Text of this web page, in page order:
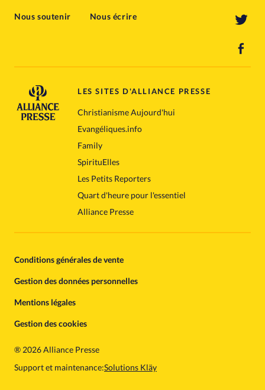
Nous soutenir Nous écrire
LES SITES D'ALLIANCE PRESSE
Christianisme Aujourd'hui
Evangéliques.info
Family
SpirituElles
Les Petits Reporters
Quart d'heure pour l'essentiel
Alliance Presse
Conditions générales de vente
Gestion des données personnelles
Mentions légales
Gestion des cookies
®2026 Alliance Presse
Support et maintenance:Solutions Kläy